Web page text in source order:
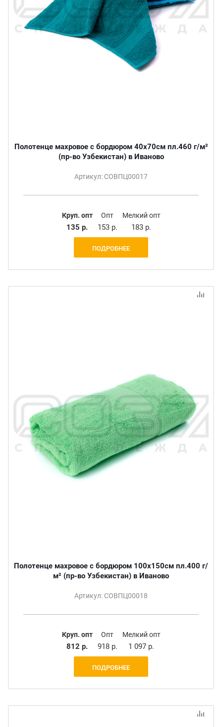
Полотенце махровое с бордюром 40х70см пл.460 г/м²
(пр-во Узбекистан) в Иваново
Артикул: СОВПЦ00017
Круп. опт
135 р.
Опт
153 р.
Мелкий опт
183 р.
ПОДРОБНЕЕ
Полотенце махровое с бордюром 100х150см пл.400 г/
м² (пр-во Узбекистан) в Иваново
Артикул: СОВПЦ00018
Круп. опт
812 р.
Опт
918 р.
Мелкий опт
1 097 р.
ПОДРОБНЕЕ